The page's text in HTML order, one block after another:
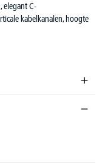
elegant C-
kabelkanalen, hoogte